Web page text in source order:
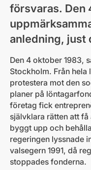
försvaras. Den
anledning, just
Den 4 oktober 1983,
Stockholm. Från
protestera mot den
planer på
företag fick
självklara rätten att
byggt upp och
regeringen lyssnade
valsegern 1991, då
stoppades fonderna.